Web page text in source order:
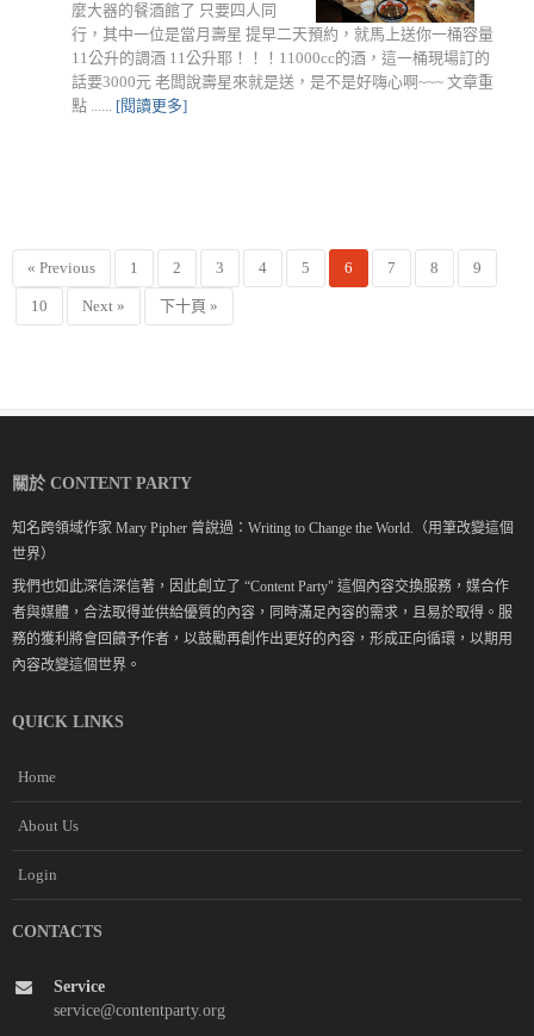
麼大器的餐酒館了 只要四人同
行，其中一位是當月壽星 提早二天預約，就馬上送你一桶容量
11公升的調酒 11公升耶！！！11000cc的酒，這一桶現場訂的
話要3000元 老闆說壽星來就是送，是不是好嗨心啊~~~ 文章重
點 ...... [閱讀更多]
« Previous 1 2 3 4 5 6 7 8 9
10 Next » 下十頁 »
關於 CONTENT PARTY
知名跨領域作家 Mary Pipher 曾說過：Writing to Change the World.（用筆改變這個
世界）
我們也如此深信深信著，因此創立了 “Content Party" 這個內容交換服務，媒合作
者與媒體，合法取得並供給優質的內容，同時滿足內容的需求，且易於取得。服
務的獲利將會回饋予作者，以鼓勵再創作出更好的內容，形成正向循環，以期用
內容改變這個世界。
QUICK LINKS
Home
About Us
Login
CONTACTS
Service
service@contentparty.org